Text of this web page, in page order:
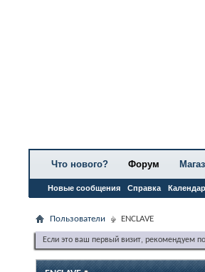
Что нового? Форум
Новые сообщения Справка
Пользователи ENCLAVE
Если это ваш первый визит, рекомендуем